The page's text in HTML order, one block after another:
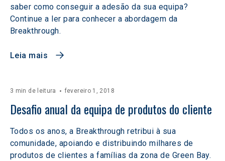
saber como conseguir a adesão da sua equipa?
Continue a ler para conhecer a abordagem da
Breakthrough.
Leia mais
3 min de leitura fevereiro 1, 2018
Desafio anual da equipa de produtos do cliente
Todos os anos, a Breakthrough retribui à sua
comunidade, apoiando e distribuindo milhares de
produtos de clientes a famílias da zona de Green Bay.